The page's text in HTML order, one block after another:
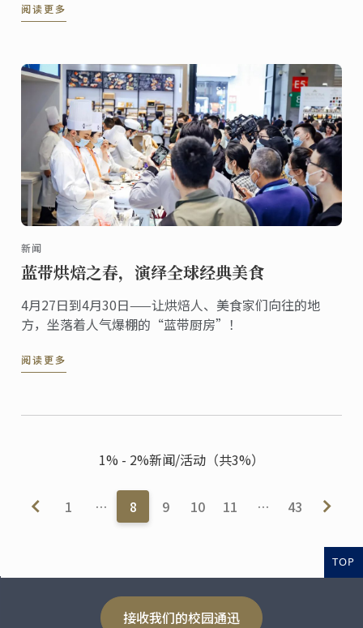
阅读更多
新闻
蓝带烘焙之春，演绎全球经典美食
4月27日到4月30日——让烘焙人、美食家们向往的地
方，坐落着人气爆棚的“蓝带厨房”！
阅读更多
1% - 2%新闻/活动（共3%）
1 … 8 9 10 11 … 43
TOP
接收我们的校园通迅